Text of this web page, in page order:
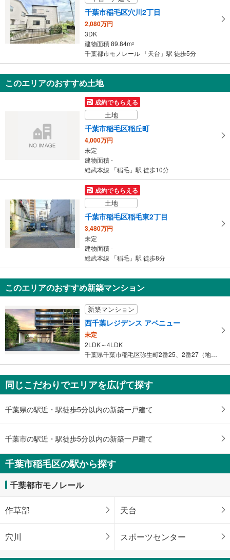
千葉市稲毛区穴川2丁目
2,080万円
3DK
建物面積 89.84m2
千葉都市モノレール 「天台」駅 徒歩5分
このエリアのおすすめ土地
成約でもらえる
土地
千葉市稲毛区稲丘町
4,000万円
未定
建物面積 -
総武本線 「稲毛」駅 徒歩10分
成約でもらえる
土地
千葉市稲毛区稲毛東2丁目
3,480万円
未定
建物面積 -
総武本線 「稲毛」駅 徒歩8分
このエリアのおすすめ新築マンション
新築マンション
西千葉レジデンス アベニュー
未定
2LDK～4LDK
千葉県千葉市稲毛区弥生町2番25、2番27（地番）
同じこだわりでエリアを広げて探す
千葉県の駅近・駅徒歩5分以内の新築一戸建て
千葉市の駅近・駅徒歩5分以内の新築一戸建て
千葉市稲毛区の駅から探す
千葉都市モノレール
作草部 天台
穴川 スポーツセンター